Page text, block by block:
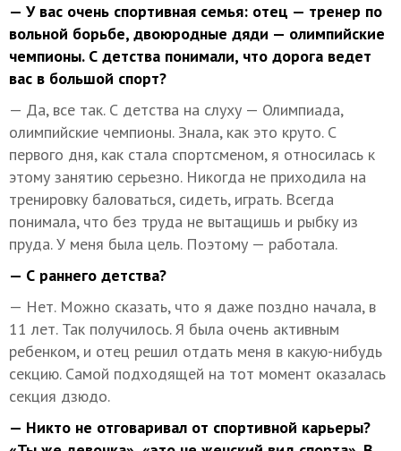
— У вас очень спортивная семья: отец — тренер по
вольной борьбе, двоюродные дяди — олимпийские
чемпионы. С детства понимали, что дорога ведет
вас в большой спорт?
— Да, все так. С детства на слуху — Олимпиада,
олимпийские чемпионы. Знала, как это круто. С
первого дня, как стала спортсменом, я относилась к
этому занятию серьезно. Никогда не приходила на
тренировку баловаться, сидеть, играть. Всегда
понимала, что без труда не вытащишь и рыбку из
пруда. У меня была цель. Поэтому — работала.
— С раннего детства?
— Нет. Можно сказать, что я даже поздно начала, в
11 лет. Так получилось. Я была очень активным
ребенком, и отец решил отдать меня в какую-нибудь
секцию. Самой подходящей на тот момент оказалась
секция дзюдо.
— Никто не отговаривал от спортивной карьеры?